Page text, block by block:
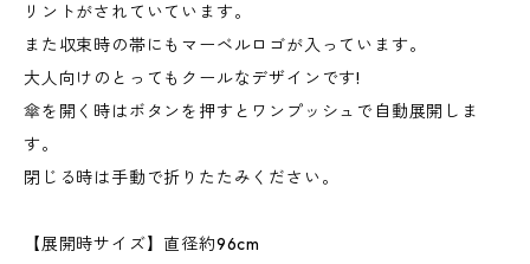
リントがされていています。
また収束時の帯にもマーベルロゴが入っています。
大人向けのとってもクールなデザインです!
傘を開く時はボタンを押すとワンプッシュで自動展開しま
す。
閉じる時は手動で折りたたみください。
【展開時サイズ】直径約96cm